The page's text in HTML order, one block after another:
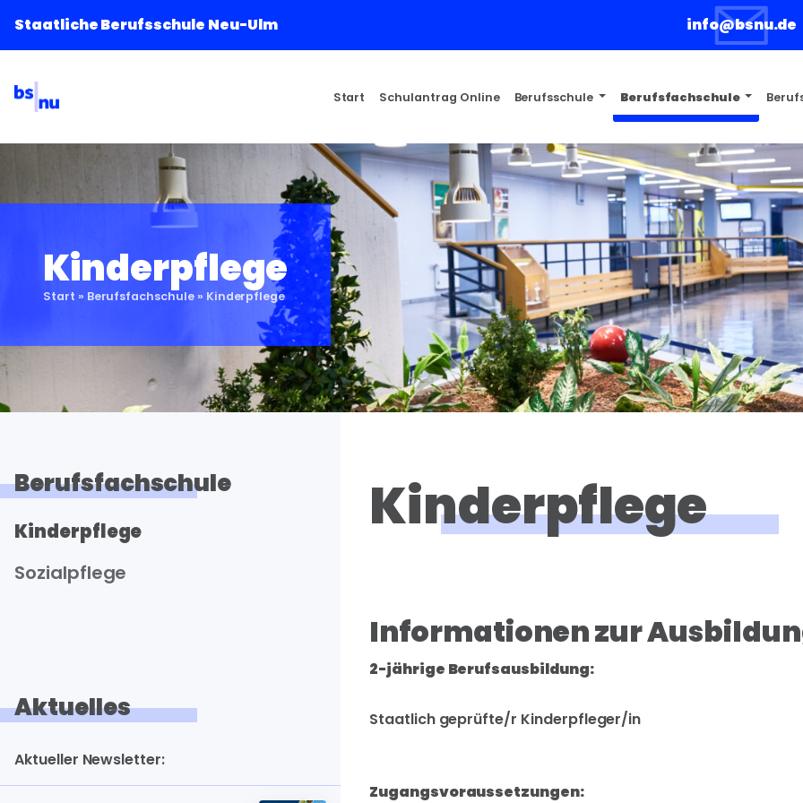
Staatliche Berufsschule Neu-Ulm info@bsnu.de
Start Schulantrag Online Berufsschule Berufsfachschule
Kinderpflege
Start » Berufsfachschule » Kinderpflege
Kinderpflege
Informationen zur
2-jährige Berufsausbildung:
Staatlich geprüfte/r Kinderpfleger/in
Zugangsvoraussetzungen:
Berufsfachschule
Kinderpflege
Sozialpflege
Aktuelles
Aktueller Newsletter: